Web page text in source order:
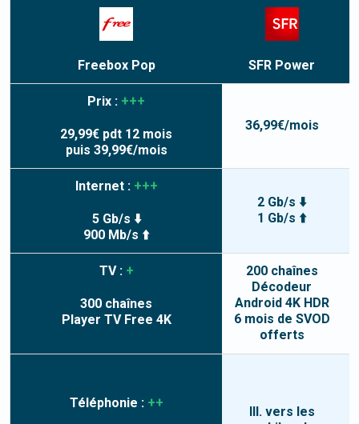
Freebox Pop SFR Power
Prix : +++
29,99€ pdt 12 mois
puis 39,99€/mois
36,99€/mois
Internet :+++
5 Gb/s ⬇️
900 Mb/s ⬆️
2 Gb/s ⬇️
1 Gb/s ⬆️
TV : +
300 chaînes
Player TV Free 4K
200chaînes
Décodeur
Android 4K HDR
6 mois de SVOD
offerts
Téléphonie : ++
Ill. vers les